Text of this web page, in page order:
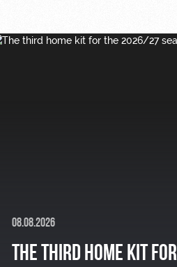
08.08.2026
THE THIRD HOME KIT FOR